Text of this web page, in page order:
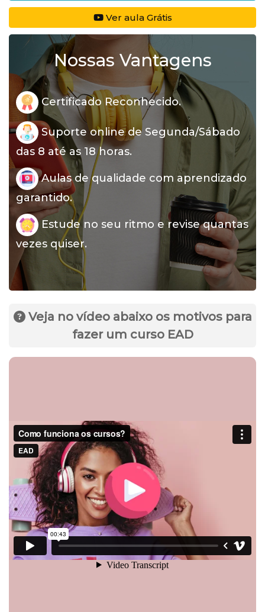
Ver aula Grátis
Nossas Vantagens
Certificado Reconhecido.
Suporte online de Segunda/Sábado
das 8 até as 18 horas.
Aulas de qualidade com aprendizado
garantido.
Estude no seu ritmo e revise quantas
vezes quiser.
Veja no vídeo abaixo os motivos para
fazer um curso EAD